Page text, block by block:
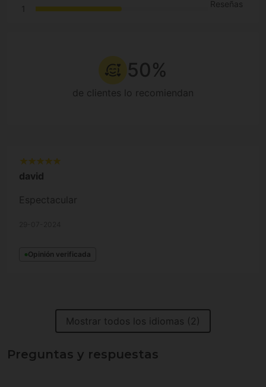
1
Reseñas
50%
de clientes lo recomiendan
david
Espectacular
Opinión verificada
Mostrar todos los idiomas (2)
Preguntas y respuestas